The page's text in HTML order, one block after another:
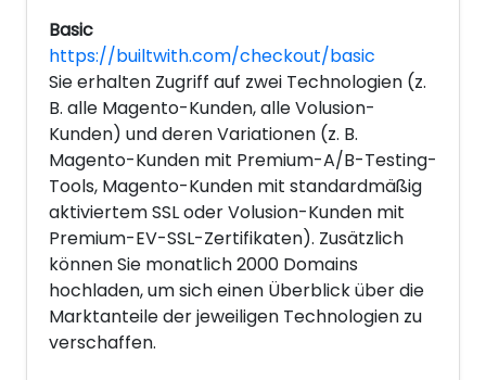
Basic
https://builtwith.com/checkout/basic
Sie erhalten Zugriff auf zwei Technologien (z.
B. alle Magento-Kunden, alle Volusion-
Kunden) und deren Variationen (z. B.
Magento-Kunden mit Premium-A/B-Testing-
Tools, Magento-Kunden mit standardmäßig
aktiviertem SSL oder Volusion-Kunden mit
Premium-EV-SSL-Zertifikaten). Zusätzlich
können Sie monatlich 2000 Domains
hochladen, um sich einen Überblick über die
Marktanteile der jeweiligen Technologien zu
verschaffen.